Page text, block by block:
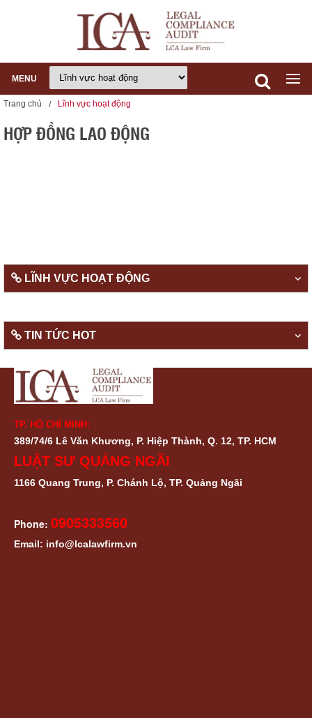
MENU
Trang chủ Lĩnh vực hoạt động
HỢP ĐỒNG LAO ĐỘNG
LĨNH VỰC HOẠT ĐỘNG
TIN TỨC HOT
TP. HỒ CHÍ MINH:
389/74/6 Lê Văn Khương, P. Hiệp Thành, Q. 12, TP. HCM
LUẬT SƯ QUẢNG NGÃI
1166 Quang Trung, P. Chánh Lộ, TP. Quảng Ngãi
Phone: 0905333560
Email: info@lcalawfirm.vn